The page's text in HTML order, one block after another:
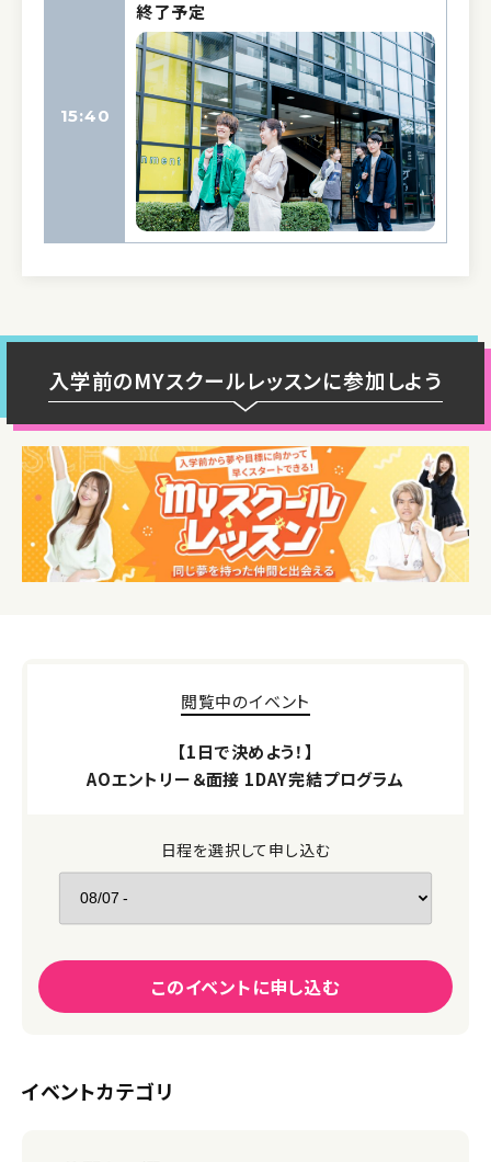
15:40
終了予定
入学前のMYスクールレッスンに参加しよう
閲覧中のイベント
【1日で決めよう！】
AOエントリー＆面接 1DAY完結プログラム
日程を選択して申し込む
このイベントに申し込む
イベントカテゴリ